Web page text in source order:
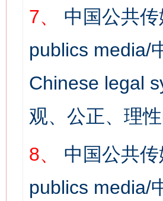
7、
中国公共
publics media/
Chinese legal
观、公正、理
8、
中国公共
publics media/